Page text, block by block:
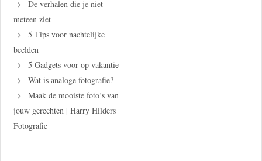
De verhalen die je niet
meteen ziet
5 Tips voor nachtelijke
beelden
5 Gadgets voor op vakantie
Wat is analoge fotografie?
Maak de mooiste foto’s van
jouw gerechten | Harry Hilders
Fotografie